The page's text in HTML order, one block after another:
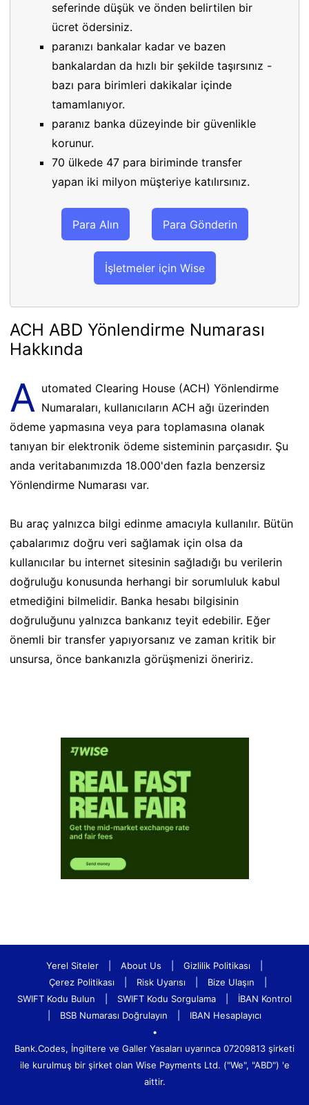
seferinde düşük ve önden belirtilen bir
ücret ödersiniz.
paranızı bankalar kadar ve bazen
bankalardan da hızlı bir şekilde taşırsınız -
bazı para birimleri dakikalar içinde
tamamlanıyor.
paranız banka düzeyinde bir güvenlikle
korunur.
70 ülkede 47 para biriminde transfer
yapan iki milyon müşteriye katılırsınız.
Para Alın Para Gönderin
İşletmeler için Wise
ACH ABD Yönlendirme Numarası
Hakkında
A utomated Clearing House (ACH) Yönlendirme
Numaraları, kullanıcıların ACH ağı üzerinden
ödeme yapmasına veya para toplamasına olanak
tanıyan bir elektronik ödeme sisteminin parçasıdır. Şu
anda veritabanımızda 18.000'den fazla benzersiz
Yönlendirme Numarası var.
Bu araç yalnızca bilgi edinme amacıyla kullanılır. Bütün
çabalarımız doğru veri sağlamak için olsa da
kullanıcılar bu internet sitesinin sağladığı bu verilerin
doğruluğu konusunda herhangi bir sorumluluk kabul
etmediğini bilmelidir. Banka hesabı bilgisinin
doğruluğunu yalnızca bankanız teyit edebilir. Eğer
önemli bir transfer yapıyorsanız ve zaman kritik bir
unsursa, önce bankanızla görüşmenizi öneririz.
Yerel Siteler About Us Gizlilik Politikası
Çerez Politikası
Risk Uyarısı Bize Ulaşın
SWIFT Kodu Bulun
SWIFT Kodu Sorgulama
İBAN Kontrol
BSB Numarası Doğrulayın
IBAN Hesaplayıcı
•
Bank.Codes, İngiltere ve Galler Yasaları uyarınca 07209813 şirketi
ile kurulmuş bir şirket olan Wise Payments Ltd. ("We", "ABD") 'e
aittir.